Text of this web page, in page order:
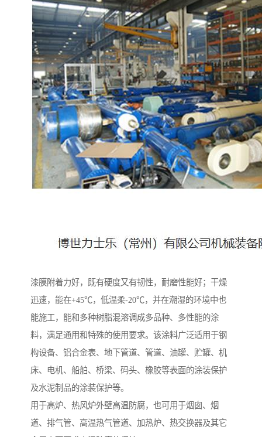
漆膜附着力好，既有硬度又有韧性，耐磨性能好；干燥
迅速，能在+45℃，低温柔-20℃，并在潮湿的环境中也
能施工，能和多种树脂混溶调成多品种、多性能的涂
料，满足通用和特殊的使用要求。该涂料广泛适用于钢
构设备、铝合金表、地下管道、管道、油罐、贮罐、机
床、电机、船舶、桥梁、码头、橡胶等表面的涂装保护
及水泥制品的涂装保护等。
用于高炉、热风炉外壁高温防腐，也可用于烟囱、烟
道、排气管、高温热气管道、加热炉、热交换器及其它